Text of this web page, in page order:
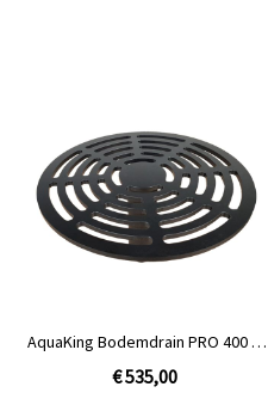
AquaKing Bodemdrain PRO 400 | 2
€ 535,00